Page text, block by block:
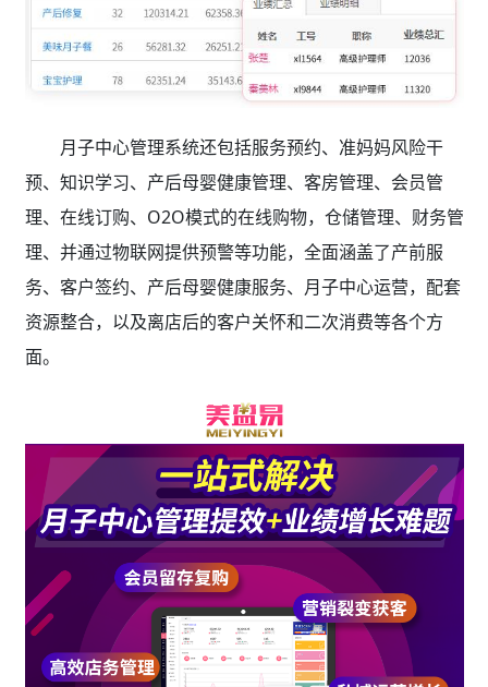
月子中心管理系统还包括服务预约、准妈妈风险干
预、知识学习、产后母婴健康管理、客房管理、会员管
理、在线订购、O2O模式的在线购物，仓储管理、财务管
理、并通过物联网提供预警等功能，全面涵盖了产前服
务、客户签约、产后母婴健康服务、月子中心运营，配套
资源整合，以及离店后的客户关怀和二次消费等各个方
面。